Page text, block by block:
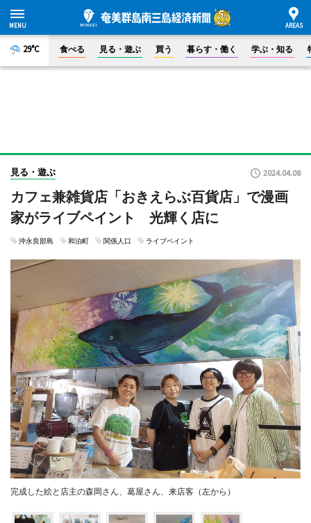
29°C 食べる 見る・遊ぶ 買う 暮らす・働く 学ぶ・知る
見る・遊ぶ 2024.04.08
カフェ兼雑貨店「おきえらぶ百貨店」で漫画
家がライブペイント 光輝く店に
沖永良部島 和泊町 関係人口 ライブペイント
完成した絵と店主の森岡さん、葛屋さん、来店客（左から）